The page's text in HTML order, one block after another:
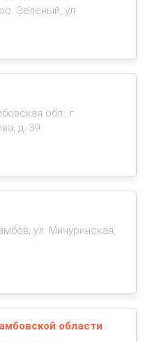
Зеленый, ул.
обл., г.
д. 39
ул. Мичуринская,
области